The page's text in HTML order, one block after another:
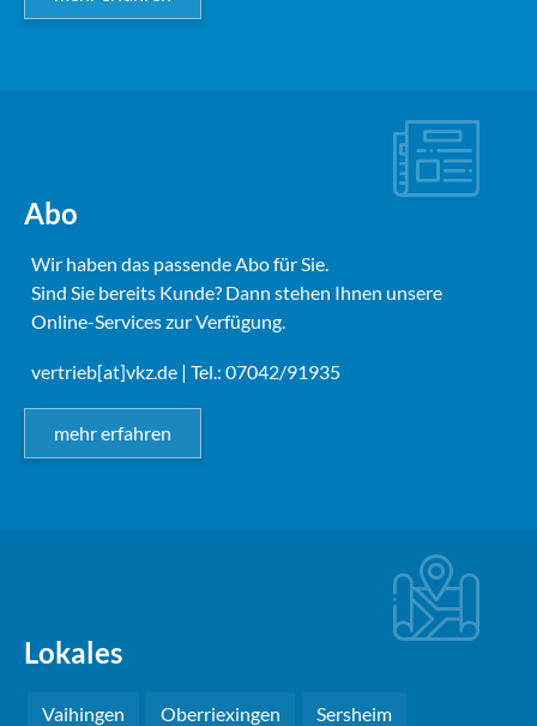
Abo
Wir haben das passende Abo für Sie.
Sind Sie bereits Kunde? Dann stehen Ihnen unsere
Online-Services zur Verfügung.
vertrieb[at]vkz.de | Tel.: 07042/91935
mehr erfahren
Lokales
Vaihingen Oberriexingen Sersheim